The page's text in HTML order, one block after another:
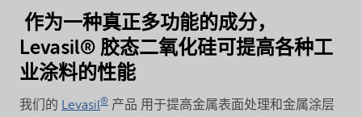
作为一种真正多功能的成分，
Levasil® 胶态二氧化硅可提高各种工
业涂料的性能
我们的 Levasil® 产品 用于提高金属表面处理和金属涂层